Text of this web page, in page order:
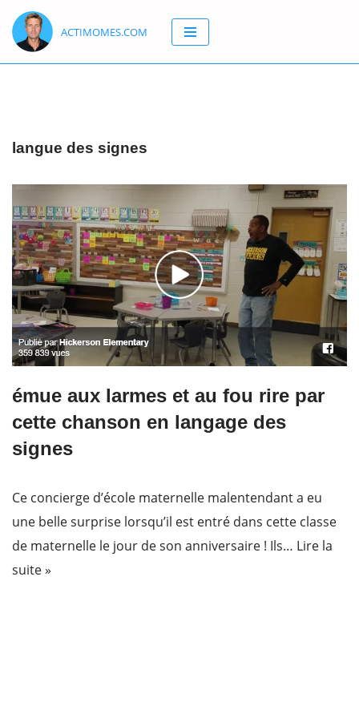
Aller
au
ACTIMOMES.COM
langue des signes
émue aux larmes et au fou rire par
cette chanson en langage des
signes
Ce concierge d’école maternelle malentendant a eu
une belle surprise lorsqu’il est entré dans cette classe
de maternelle le jour de son anniversaire ! Ils… Lire la
suite »